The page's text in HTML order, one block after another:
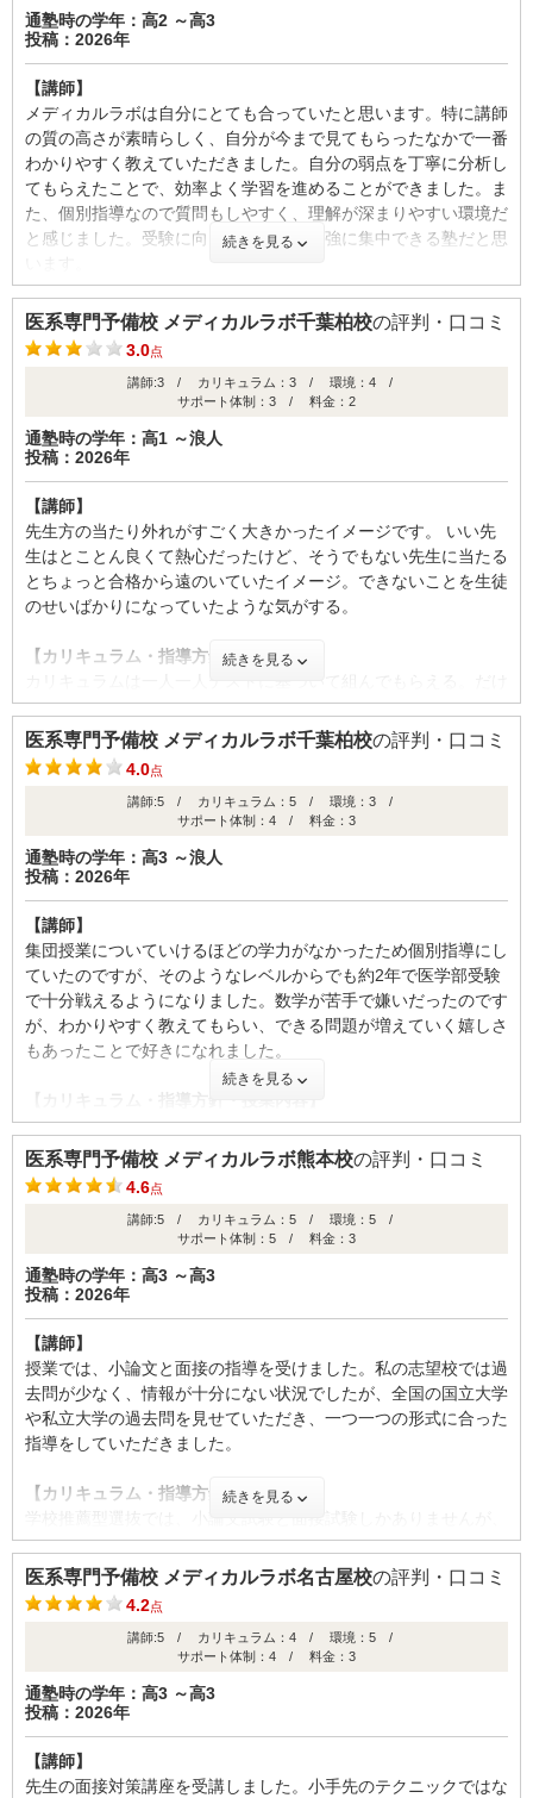
通塾時の学年：高2 ～高3
投稿：2026年
【講師】
メディカルラボは自分にとても合っていたと思います。特に講師
の質の高さが素晴らしく、自分が今まで見てもらったなかで一番
わかりやすく教えていただきました。自分の弱点を丁寧に分析し
てもらえたことで、効率よく学習を進めることができました。ま
た、個別指導なので質問もしやすく、理解が深まりやすい環境だ
と感じました。受験に向けて安心して勉強に集中できる塾だと思
【カリキュラム・指導方針・授業内容】
メディカルラボでは、一人一人に合わせたカリキュラムが組まれ
ており、無理なく着実に学力を伸ばせると感じました。特に、定
期的に実施されるチェックテストが理解度の確認に役立ち、自分
の弱点をその都度把握できる点が良かったです。先生と一緒にテ
ストを振り返り、テスト結果をもとに内容を見直してもらえるた
め、効率よく復習でき、着実に力がついていく実感がありまし
た。
【校舎内外の環境について（自習室、交通の便、治安、立地な
ど） 】
校舎内は全体的に清潔感があり、落ち着いて勉強に集中できる環
境が整っていました。自習スペースも静かでとても広く、人口密
気が高まります。また、スタッフの方も丁寧に対応してくださる
みたい方におすすめだと感じました。
【サポート体制】
てもらえると感じました。定期的な面談で進捗や課題を一緒に確
また、困ったときには担任の先生にすぐ相談できるため、安心し
て勉強に集中できました。受験までしっかり伴走してくれる心強
いサポートだと思います。
【料金】
料金については正直に言うと安くはなく、負担は大きいと感じま
した。ただ、完全個別指導で自分に合わせたカリキュラムや素晴
らしく質が高い授業が受けられることを考えると、納得できる部
分もありました。費用に見合った指導を受けられるかどうかは人
それぞれですが、本気で医学部を目指す人には価値のある投資だ
【良かった点（改善してほしい点） 】
良い点としては、完全個別指導で自分に合ったペースやレベルに
合わせて学習を進められるところが魅力だと感じました。講師の
質も高く、理解できるまで丁寧に指導してもらえるため、苦手分
野を着実に克服できます。 教えてもらった勉強法については、
一つの問題集を完璧にしあげることです。間違えた問題を放置せ
ます。また、講師に積極的に質問することも大切だと思います。
メディカルラボの小論文対策は、完全マンツーマンで自分の弱点
に合わせて指導してもらえるのが良かったです。特に医療系テー
マに関する知識や考え方を丁寧に教えてもらえたので、本番でも
落ち着いて書くことができました。良かった点をすごく褒めても
望動機の深掘りから想定質問までしっかり準備できました。特に
良かったです。模擬面接も本番に近い形で行われるので、当日は
緊張せずに受け答えできました。
続きを見る
医系専門予備校 メディカルラボ千葉柏校の評判・口コミ
3.0点
講師:3 / カリキュラム：3 / 環境：4 /
サポート体制：3 / 料金：2
通塾時の学年：高1 ～浪人
投稿：2026年
【講師】
先生方の当たり外れがすごく大きかったイメージです。 いい先
生はとことん良くて熱心だったけど、そうでもない先生に当たる
とちょっと合格から遠のいていたイメージ。できないことを生徒
のせいばかりになっていたような気がする。
【カリキュラム・指導方針・授業内容】
ど、機械的に作っているから一人一人とは言いつつも大体みんな
同じようなカリキュラムにはなっていると思う。ここにそこまで
の期待はしない方がいいかな。
【校舎内外の環境について（自習室、交通の便、治安、立地な
後者は本当に綺麗だったと思う。トイレは少し汚いし数も少ない
けど、ウォーターサーバーもあったり、あらゆるものが使いやす
かったイメージなので高くてもそこは許せると思えました。校舎
という面でみたら良いです。
【サポート体制】
月一で面談はあった。面談以外の日でも担任がいたら声はかけて
もらえる日もあるので、コミュニケーションは多少なりとも取れ
るとは思う。その面談に意味があったかはわからない。私として
のメリットよりかは教務のメリットの方が大きいのかな、現状把
【料金】
医学部専門予備校は基本的にどこも高い。だけどそれでもここは
ところにお金も発生しているから総じて高いにつきると思いま
【良かった点（改善してほしい点） 】
アットホームな雰囲気はあったので、それなりに満足はしてい
た。いい先生もいたので頼りにしていた。教務は家族の中でもそ
こまで期待はしていなかった。雰囲気は良いので見てみる価値は
あるとは思う。あとはお金と相談ですかね
続きを見る
医系専門予備校 メディカルラボ千葉柏校の評判・口コミ
4.0点
講師:5 / カリキュラム：5 / 環境：3 /
サポート体制：4 / 料金：3
通塾時の学年：高3 ～浪人
投稿：2026年
【講師】
集団授業についていけるほどの学力がなかったため個別指導にし
ていたのですが、そのようなレベルからでも約2年で医学部受験
で十分戦えるようになりました。数学が苦手で嫌いだったのです
が、わかりやすく教えてもらい、できる問題が増えていく嬉しさ
もあったことで好きになれました。
生徒のレベルに合わせて組んでいるため、日々の学習状況や模試
などの結果を見てレベルを上げてもらったりなど柔軟に組んでも
らえました。市販のテキストで授業を行なっていましたが、必要
に応じて最初に予定していなかったテキストも買ってもらえまし
【校舎内外の環境について（自習室、交通の便、治安、立地な
ど） 】
校舎内は綺麗ですが人数が増えてきた影響で狭く、校舎にある自
習室内や授業ブースでは近くのブースで授業を行なってる声がか
なり聞こえてくるため、それに対する対策を自分でする必要があ
ると思います。自習室は校舎外にも借りてる建物がありますが荷
物を持っていく必要があるので面倒でした。浪人生しかいない午
前中は静かなので集中できました。また、夕食を授業ブースで食
です。特定の科目のみとっている人以外は1人ずつロッカーがあ
できたのがよかったです。椅子が柔らかいので疲れにくかったで
す。
明るく声をかけてもらえたり頑張っていると褒めてもらえたりし
験校の変更にもすぐ相談に乗ってもらうことができました。ま
た、合格発表の時期に不安を和らげるためにたくさん話をしても
らいました。
続きを見る
医系専門予備校 メディカルラボ熊本校の評判・口コミ
4.6点
講師:5 / カリキュラム：5 / 環境：5 /
サポート体制：5 / 料金：3
通塾時の学年：高3 ～高3
投稿：2026年
【講師】
授業では、小論文と面接の指導を受けました。私の志望校では過
去問が少なく、情報が十分にない状況でしたが、全国の国立大学
や私立大学の過去問を見せていただき、一つ一つの形式に合った
指導をしていただきました。
【カリキュラム・指導方針・授業内容】
2月に実施されるため、小論文や面接の勉強を詰め込んでしまう
と前期試験の勉強が逼迫されてしまいます。しかし、メディカル
ラボの先生方と一緒に無理のない授業を組み、自分に合った形で
授業を受けることができました。
【校舎内外の環境について（自習室、交通の便、治安、立地な
ど） 】
校舎は立地がよく、市電を利用すると通いやすい場所にあったの
で、受験直前の忙しい時期でも授業を受けに行きやすい環境でし
た。また、授業の有無に関わらず自習室はいつでも利用でき、静
かで清潔であるため、勉強に集中できる場所でした。
続きを見る
医系専門予備校 メディカルラボ名古屋校の評判・口コミ
4.2点
講師:5 / カリキュラム：4 / 環境：5 /
サポート体制：4 / 料金：3
通塾時の学年：高3 ～高3
投稿：2026年
【講師】
先生の面接対策講座を受講しました。小手先のテクニックではな